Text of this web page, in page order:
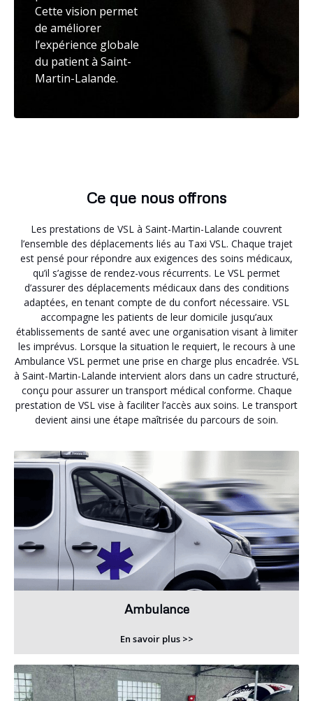
Cette vision permet
de améliorer
l’expérience globale
du patient à Saint-
Martin-Lalande.
Ce que nous offrons
Les prestations de VSL à Saint-Martin-Lalande couvrent
l’ensemble des déplacements liés au Taxi VSL. Chaque trajet
est pensé pour répondre aux exigences des soins médicaux,
qu’il s’agisse de rendez-vous récurrents. Le VSL permet
d’assurer des déplacements médicaux dans des conditions
adaptées, en tenant compte de du confort nécessaire. VSL
accompagne les patients de leur domicile jusqu’aux
établissements de santé avec une organisation visant à limiter
les imprévus. Lorsque la situation le requiert, le recours à une
Ambulance VSL permet une prise en charge plus encadrée. VSL
à Saint-Martin-Lalande intervient alors dans un cadre structuré,
conçu pour assurer un transport médical conforme. Chaque
prestation de VSL vise à faciliter l’accès aux soins. Le transport
devient ainsi une étape maîtrisée du parcours de soin.
Ambulance
En savoir plus >>